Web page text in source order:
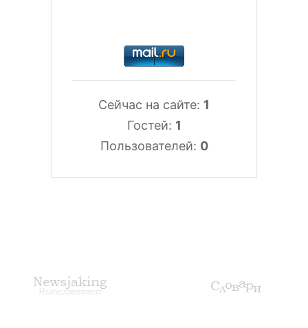
Сейчас на сайте: 1
Гостей: 1
Пользователей: 0